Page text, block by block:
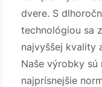
dvere. S
technológiou sa
najvyššej kvality
Naše výrobky sú
najprísnejšie